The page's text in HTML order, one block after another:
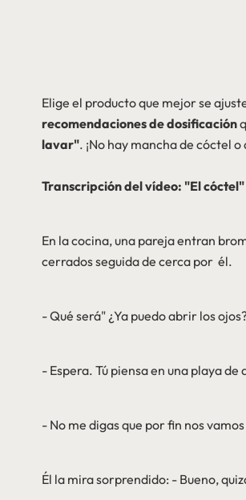
Elige el producto que mejor se
recomendaciones de dosificación
lavar". ¡No hay mancha de cóctel
Transcripción del vídeo: "El cóctel"
En la cocina, una pareja entran
cerrados seguida de cerca por él.
- Qué será" ¿Ya puedo abrir los
- Espera. Tú piensa en una playa
- No me digas que por fin nos
Él la mira sorprendido: - Bueno,